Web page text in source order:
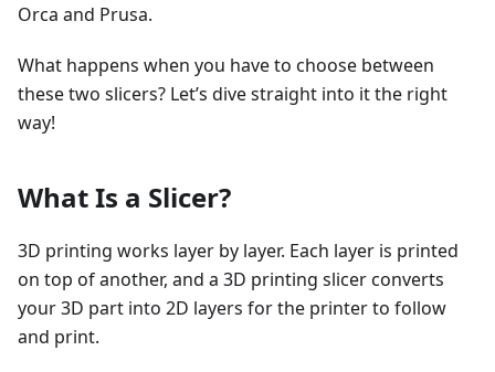
Orca and Prusa.
What happens when you have to choose between
these two slicers? Let’s dive straight into it the right
way!
What Is a Slicer?
3D printing works layer by layer. Each layer is printed
on top of another, and a 3D printing slicer converts
your 3D part into 2D layers for the printer to follow
and print.